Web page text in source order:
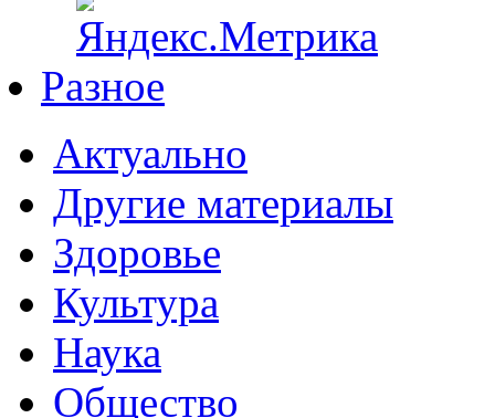
Разное
Актуально
Другие материалы
Здоровье
Культура
Наука
Общество